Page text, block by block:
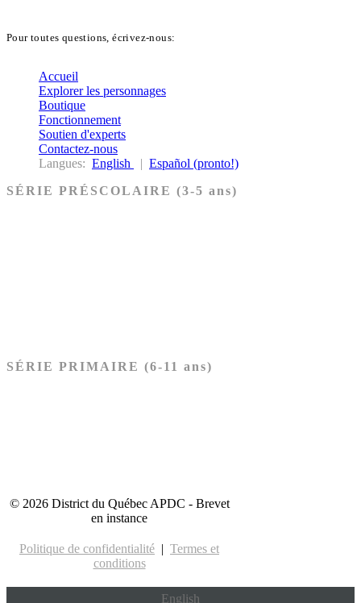
Pour toutes questions, écrivez-nous:
Accueil
Explorer les personnages
Boutique
Fonctionnement
Soutien d'experts
Contactez-nous
Langues: English | Español (pronto!)
SÉRIE PRÉSCOLAIRE (3-5 ans)
SÉRIE PRIMAIRE (6-11 ans)
© 2026 District du Québec APDC - Brevet
en instance
Politique de confidentialité | Termes et
conditions
English